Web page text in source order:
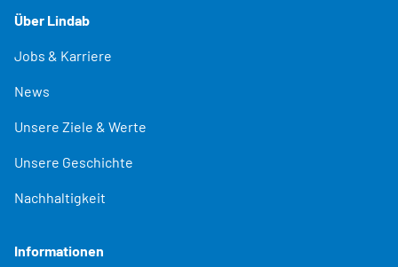
Über Lindab
Jobs & Karriere
News
Unsere Ziele & Werte
Unsere Geschichte
Nachhaltigkeit
Informationen